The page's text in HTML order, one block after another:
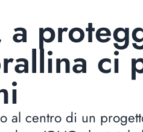
a
ci
al centro di un